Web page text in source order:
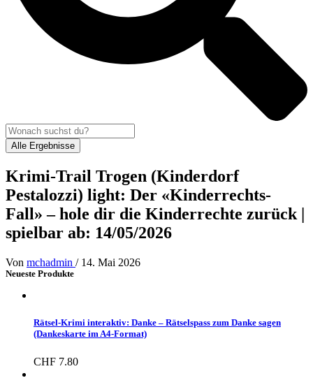
Alle Ergebnisse
Krimi-Trail Trogen (Kinderdorf
Pestalozzi) light: Der «Kinderrechts-
Fall» – hole dir die Kinderrechte zurück |
spielbar ab: 14/05/2026
Von mchadmin / 14. Mai 2026
Neueste Produkte
Rätsel-Krimi interaktiv: Danke – Rätselspass zum Danke sagen
(Dankeskarte im A4-Format)
CHF 7.80